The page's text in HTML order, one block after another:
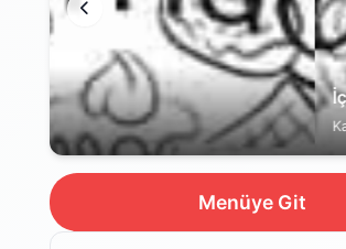
İçecek
Kategoriyi Gör
Menüye Git